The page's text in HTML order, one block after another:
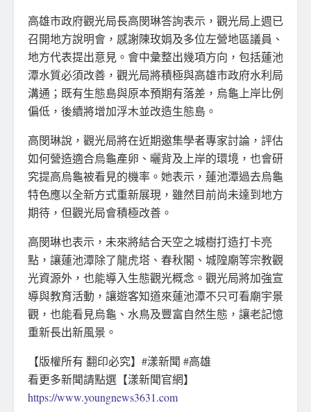
高雄市政府觀光局長高閔琳答詢表示，觀光局上週已
召開地方說明會，感謝陳玫娟及多位左營地區議員、
地方代表提出意見。會中彙整出幾項方向，包括蓮池
潭水質必須改善，觀光局將積極與高雄市政府水利局
溝通；既有生態島與原本預期有落差，烏龜上岸比例
偏低，後續將增加浮木並改造生態島。
高閔琳說，觀光局將在近期邀集學者專家討論，評估
如何營造適合烏龜產卵、曬背及上岸的環境，也會研
究提高烏龜被看見的機率。她表示，蓮池潭過去烏龜
特色應以全新方式重新展現，雖然目前尚未達到地方
期待，但觀光局會積極改善。
高閔琳也表示，未來將結合天空之城樹打造打卡亮
點，讓蓮池潭除了龍虎塔、春秋閣、城隍廟等宗教觀
光資源外，也能導入生態觀光概念。觀光局將加強宣
導與教育活動，讓遊客知道來蓮池潭不只可看廟宇景
觀，也能看見烏龜、水鳥及豐富自然生態，讓老記憶
重新長出新風景。
【版權所有 翻印必究】#漾新聞 #高雄
看更多新聞請點選【漾新聞官網】
https://www.youngnews3631.com